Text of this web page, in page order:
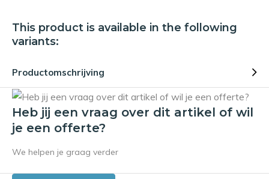
This product is available in the following
variants:
Productomschrijving
Heb jij een vraag over dit artikel of wil
je een offerte?
We helpen je graag verder